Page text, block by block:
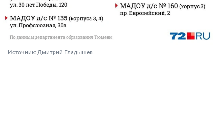
Источник: Дмитрий Гладышев